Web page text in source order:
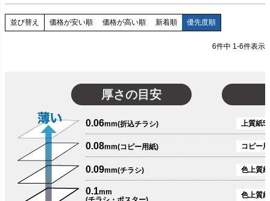
並び替え 価格が安い順 価格が高い順 新着順 優先度順
6件中 1-6件表示
厚さの目安
0.06mm(折込チラシ) 上質紙
0.08mm(コピー用紙) コピー
0.09mm(チラシ) 色上質
0.1mm
色上質